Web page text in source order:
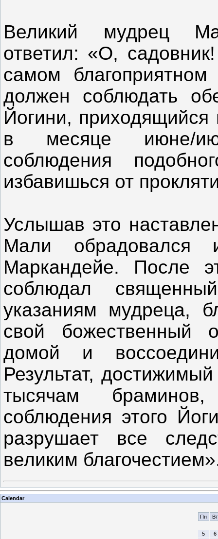
Великий мудрец
ответил: «О,
самом
должен соблюдать
Йогини,
в месяце июне/
соблюдения
избавишься от
Услышав это
Мали обрадовался
Маркандейе. После
соблюдал
указаниям мудреца,
свой божественный
домой и
Результат,
тысячам
соблюдения этого
разрушает все
великим
Calendar
Пн Вт
5
6